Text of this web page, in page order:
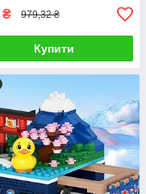
₴ 979,32 ₴
Купити